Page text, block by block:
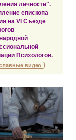
личности".
епископа
на VI Съезде
Психологов.
видео